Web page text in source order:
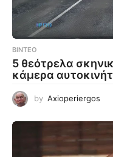
ΒΊΝΤΕΟ
5 θεότρελα
κάμερα
by Axioperiergos